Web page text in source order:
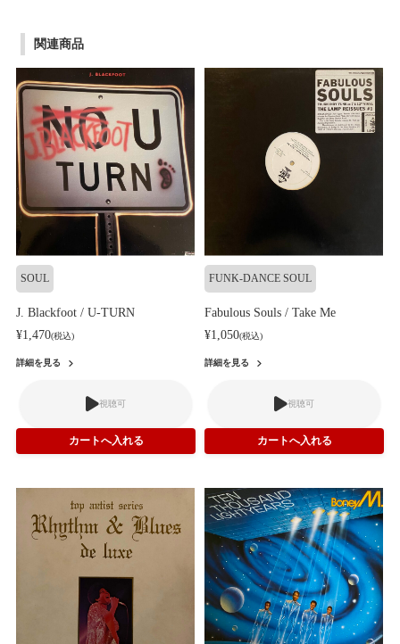
関連商品
SOUL
J. Blackfoot / U-TURN
¥1,470(税込)
詳細を見る
視聴可
FUNK-DANCE SOUL
Fabulous Souls / Take Me
¥1,050(税込)
詳細を見る
視聴可